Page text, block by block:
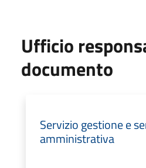
Ufficio
documento
Servizio gestione e
amministrativa